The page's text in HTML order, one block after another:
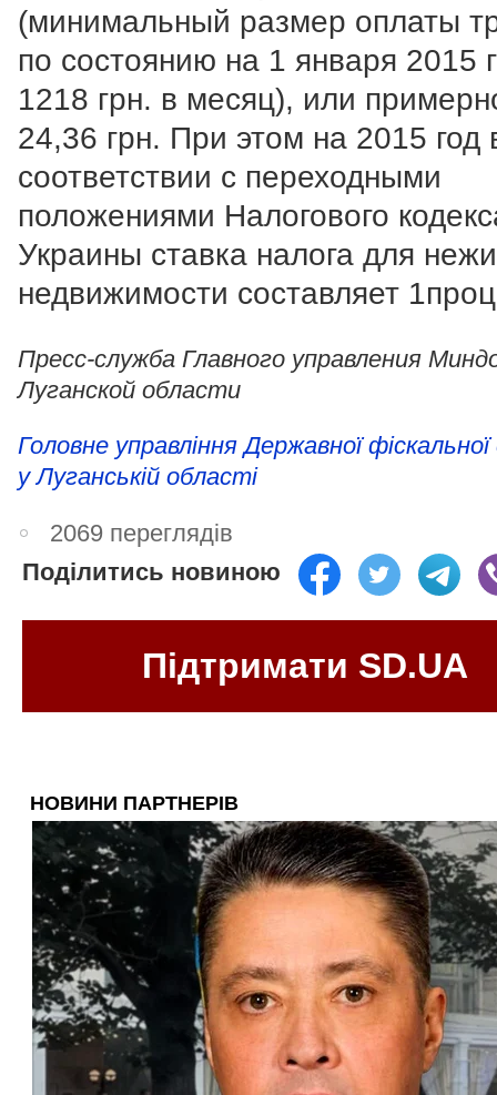
(минимальный размер оплаты
по состоянию на 1 января 2015
1218 грн. в месяц), или
24,36 грн. При этом на 2015 год
соответствии с переходными
положениями Налогового
Украины ставка налога для
недвижимости составляет
Пресс-служба Главного управления
Луганской области
Головне управління Державної
у Луганській області
2069 переглядів
Поділитись новиною
Підтримати SD.UA